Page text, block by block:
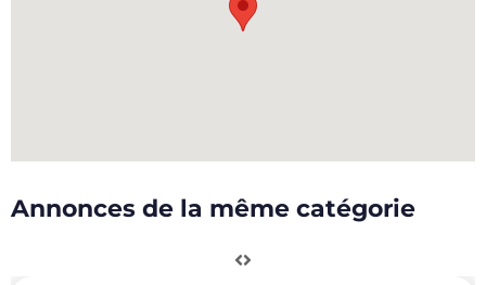
Annonces de la même catégorie